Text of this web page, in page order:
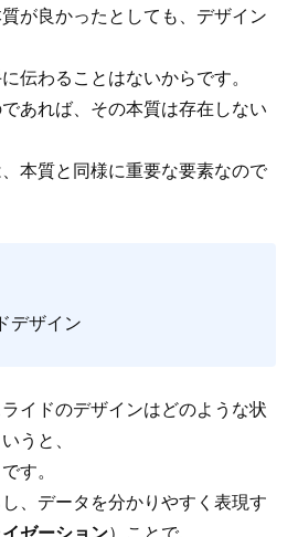
が良かったとしても、デザイン
伝わることはないからです。
あれば、その本質は存在しない
本質と同様に重要な要素なので
デザイン
イドのデザインはどのような状
うと、
す。
、データを分かりやすく表現す
ゼーション）ことで、